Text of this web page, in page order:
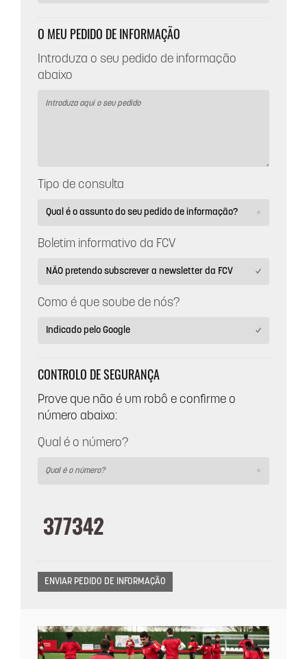
O MEU PEDIDO DE INFORMAÇÃO
Introduza o seu pedido de informação
abaixo
Tipo de consulta
Boletim informativo da FCV
Como é que soube de nós?
CONTROLO DE SEGURANÇA
Prove que não é um robô e confirme o
número abaixo:
Qual é o número?